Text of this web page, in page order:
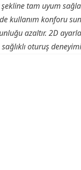
tam uyum
kullanım konforu
azaltır. 2D
oturuş